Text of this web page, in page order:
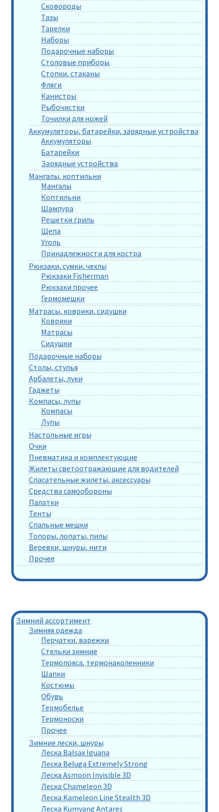
Сковороды
Тазы
Тарелки
Наборы
Подарочные наборы
Столовые приборы
Стопки, стаканы
Фляги
Канистры
Рыбочистки
Точилки для ножей
Аккумуляторы, батарейки, зарядные устройства
Аккумуляторы
Батарейки
Зарядные устройства
Мангалы, коптильни
Мангалы
Коптильни
Шампура
Решетки гриль
Щепа
Уголь
Принадлежности для костра
Рюкзаки, сумки, чехлы
Рюкзаки Fisherman
Рюкзаки прочее
Гермомешки
Матрасы, коврики, сидушки
Коврики
Матрасы
Сидушки
Подарочные наборы
Столы, стулья
Арбалеты, луки
Гаджеты
Компасы, лупы
Компасы
Лупы
Настольные игры
Очки
Пневматика и комплектующие
Жилеты светоотражающие для водителей
Спасательные жилеты, аксессуары
Средства самообороны
Палатки
Тенты
Спальные мешки
Топоры, лопаты, пилы
Веревки, шнуры, нити
Прочее
Зимний ассортимент
Зимняя одежда
Перчатки, варежки
Стельки зимние
Термопояса, термонаколенники
Шапки
Костюмы
Обувь
Термобелье
Термоноски
Прочее
Зимние лески, шнуры
Леска Balsax Iguana
Леска Beluga Extremely Strong
Леска Asmoon Invisible 3D
Леска Chameleon 3D
Леска Kameleon Line Stealth 3D
Леска Kumyang Antares